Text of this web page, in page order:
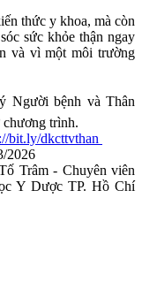
thức y khoa, mà còn
sức khỏe thận ngay
và vì một môi trường
Người bệnh và Thân
chương trình.
bit.ly/dkcttvthan
2026
Trâm - Chuyên viên
Y Dược TP. Hồ Chí